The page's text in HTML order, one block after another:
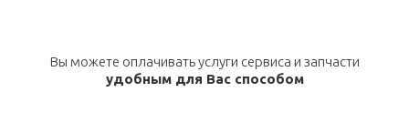
Вы можете оплачивать услуги сервиса и запчасти
удобным для Вас способом